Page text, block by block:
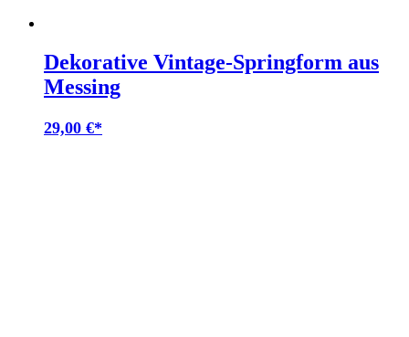
Dekorative Vintage-Springform aus
Messing
29,00 €